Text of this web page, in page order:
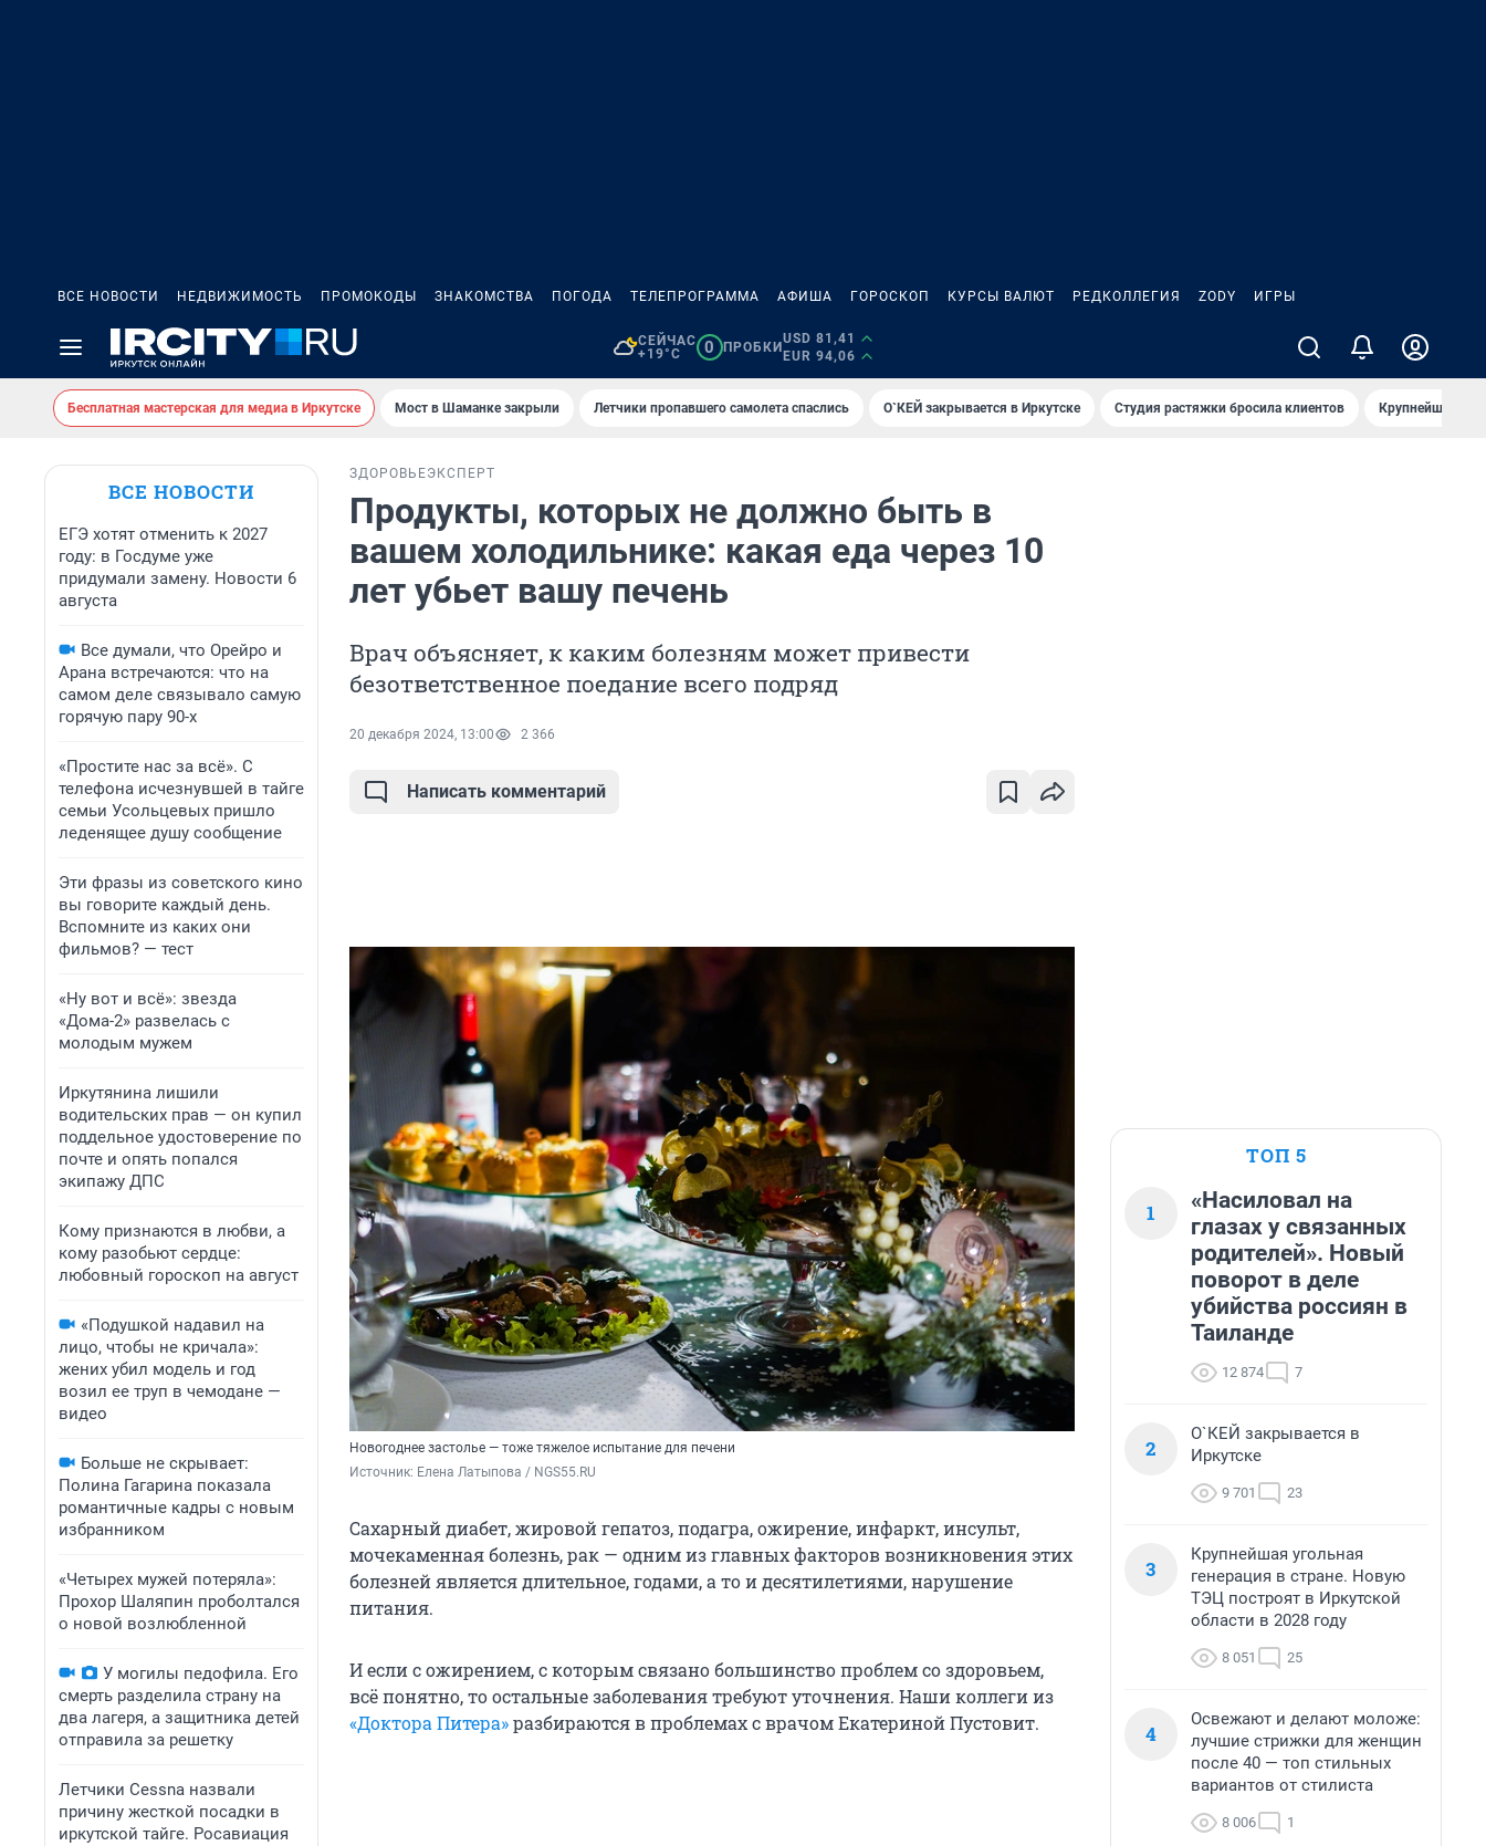
ВСЕ НОВОСТИ НЕДВИЖИМОСТЬ ПРОМОКОДЫ ЗНАКОМСТВА ПОГОДА ТЕЛЕПРОГРАММА АФИША ГОРОСКОП КУРСЫ ВАЛЮТ РЕДКОЛЛЕГИЯ ZODY ИГРЫ
СЕЙЧАС
+19°C
0 ПРОБКИ
USD 81,41
EUR 94,06
Бесплатная мастерская для медиа в Иркутске Мост в Шаманке закрыли Летчики пропавшего самолета спаслись О`КЕЙ закрывается в Иркутске Студия растяжки бросила клиентов Крупнейшие
ВСЕ НОВОСТИ
ЕГЭ хотят отменить к 2027
году: в Госдуме уже
придумали замену. Новости 6
августа
Все думали, что Орейро и
Арана встречаются: что на
самом деле связывало самую
горячую пару 90-х
«Простите нас за всё». С
телефона исчезнувшей в тайге
семьи Усольцевых пришло
леденящее душу сообщение
Эти фразы из советского кино
вы говорите каждый день.
Вспомните из каких они
фильмов? — тест
«Ну вот и всё»: звезда
«Дома-2» развелась с
молодым мужем
Иркутянина лишили
водительских прав — он купил
поддельное удостоверение по
почте и опять попался
экипажу ДПС
Кому признаются в любви, а
кому разобьют сердце:
любовный гороскоп на август
«Подушкой надавил на
лицо, чтобы не кричала»:
жених убил модель и год
возил ее труп в чемодане —
видео
Больше не скрывает:
Полина Гагарина показала
романтичные кадры с новым
избранником
«Четырех мужей потеряла»:
Прохор Шаляпин проболтался
о новой возлюбленной
У могилы педофила. Его
смерть разделила страну на
два лагеря, а защитника детей
отправила за решетку
Летчики Cessna назвали
причину жесткой посадки в
иркутской тайге. Росавиация
ЗДОРОВЬЕЭКСПЕРТ
Продукты, которых не должно быть в
вашем холодильнике: какая еда через 10
лет убьет вашу печень
Врач объясняет, к каким болезням может привести
безответственное поедание всего подряд
20 декабря 2024, 13:00 2 366
Написать комментарий
Новогоднее застолье — тоже тяжелое испытание для печени
Источник: Елена Латыпова / NGS55.RU
Сахарный диабет, жировой гепатоз, подагра, ожирение, инфаркт, инсульт,
мочекаменная болезнь, рак — одним из главных факторов возникновения этих
болезней является длительное, годами, а то и десятилетиями, нарушение
питания.
И если с ожирением, с которым связано большинство проблем со здоровьем,
всё понятно, то остальные заболевания требуют уточнения. Наши коллеги из
«Доктора Питера»разбираются в проблемах с врачом Екатериной Пустовит.
ТОП 5
1
«Насиловал на
глазах у связанных
родителей». Новый
поворот в деле
убийства россиян в
Таиланде
12 874 7
2
О`КЕЙ закрывается в
Иркутске
9 701 23
3
Крупнейшая угольная
генерация в стране. Новую
ТЭЦ построят в Иркутской
области в 2028 году
8 051 25
4
Освежают и делают моложе:
лучшие стрижки для женщин
после 40 — топ стильных
вариантов от стилиста
8 006 1